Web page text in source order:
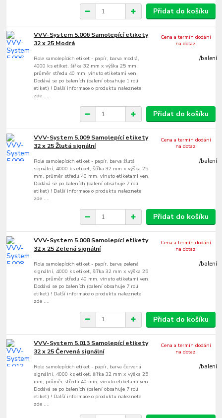
Přidat do košíku
VVV-System 5.006 Samolepící etikety
32 x 25 Modrá
Role samolepících etiket - papír, barva modrá,
4000 ks etiket, šířka 32 mm x výška 25 mm,
průměr středu 40 mm, vinuto etiketami ven.
Dodává se po baleních (balení obsahuje 1 roli
etiket) ! Další informace o produktu naleznete
zde ....
/balení
Cena a termín dodání
na dotaz
Přidat do košíku
VVV-System 5.009 Samolepící etikety
32 x 25 Žlutá signální
Role samolepících etiket - papír, barva žlutá
signální, 4000 ks etiket, šířka 32 mm x výška 25
mm, průměr středu 40 mm, vinuto etiketami ven.
Dodává se po baleních (balení obsahuje 7 rolí
etiket) ! Další informace o produktu naleznete
zde ....
/balení
Cena a termín dodání
na dotaz
Přidat do košíku
VVV-System 5.008 Samolepící etikety
32 x 25 Zelená signální
Role samolepících etiket - papír, barva zelená
signální, 4000 ks etiket, šířka 32 mm x výška 25
mm, průměr středu 40 mm, vinuto etiketami ven.
Dodává se po baleních (balení obsahuje 7 rolí
etiket) ! Další informace o produktu naleznete
zde ....
/balení
Cena a termín dodání
na dotaz
Přidat do košíku
VVV-System 5.013 Samolepící etikety
32 x 25 Červená signální
Role samolepících etiket - papír, barva červená
signální, 4000 ks etiket, šířka 32 mm x výška 25
mm, průměr středu 40 mm, vinuto etiketami ven.
Dodává se po baleních (balení obsahuje 7 rolí
etiket) ! Další informace o produktu naleznete
zde ....
/balení
Cena a termín dodání
na dotaz